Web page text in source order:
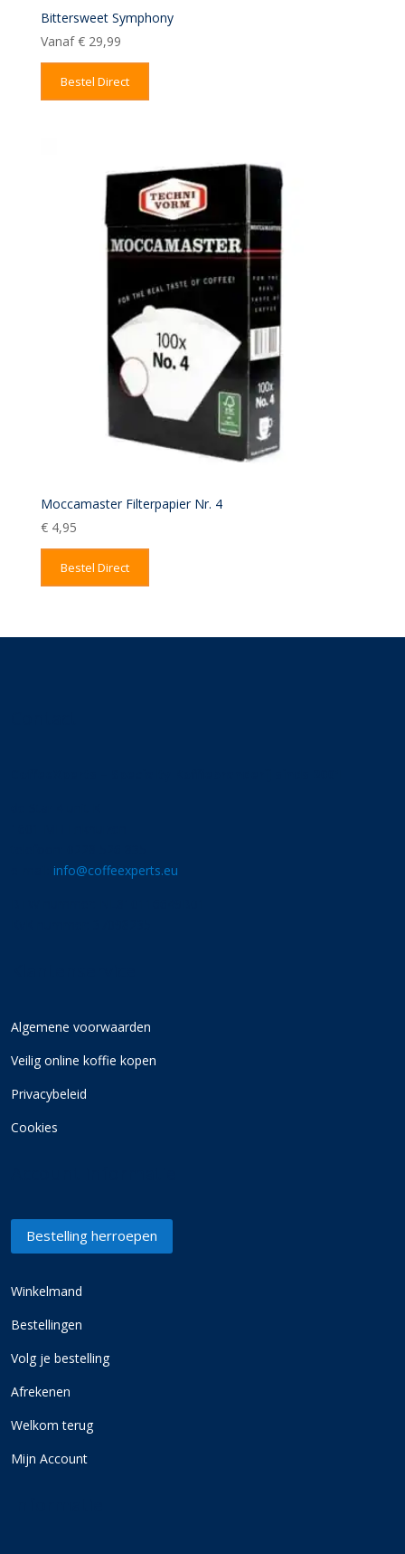
Bittersweet Symphony
Vanaf €29,99
Bestel Direct
Moccamaster Filterpapier Nr. 4
€4,95
Bestel Direct
info@coffeexperts.eu
Algemene voorwaarden
Veilig online koffie kopen
Privacybeleid
Cookies
Bestelling herroepen
Winkelmand
Bestellingen
Volg je bestelling
Afrekenen
Welkom terug
Mijn Account